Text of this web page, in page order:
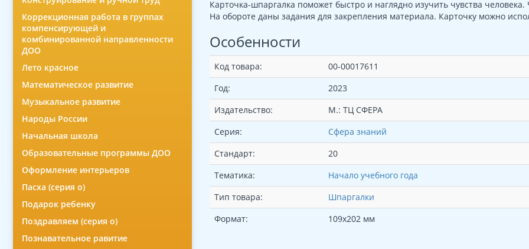
Коррекционная работа в группах
компенсирующей и
комбинированной направленности
ДОО
Лето красное
Математическое развитие
Музыкальное развитие
Народы России
Начальная школа
Образовательные программы ДОО
Оформление интерьеров
Пасха (серия о)
Подарок ребенку
Поздравляем (серия о)
Познавательное равитие
Карточка-шпаргалка поможет быстро и наглядно изучить чувства
На обороте даны задания для закрепления материала. Карточку можно
Особенности
Код товара:
00-00017611
Год:
2023
Издательство:
М.: ТЦ СФЕРА
Серия:
Сфера знаний
Стандарт:
20
Тематика:
Начало учебного года
Тип товара:
Шпаргалки
Формат:
109х202 мм